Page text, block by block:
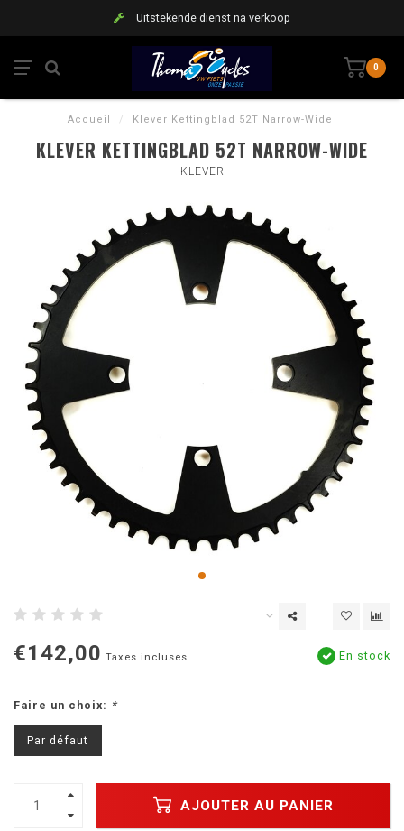
Uitstekende dienst na verkoop
0
Accueil / Klever Kettingblad 52T Narrow-Wide
KLEVER KETTINGBLAD 52T NARROW-WIDE
KLEVER
€142,00 Taxes incluses En stock
Faire un choix: *
Par défaut
AJOUTER AU PANIER